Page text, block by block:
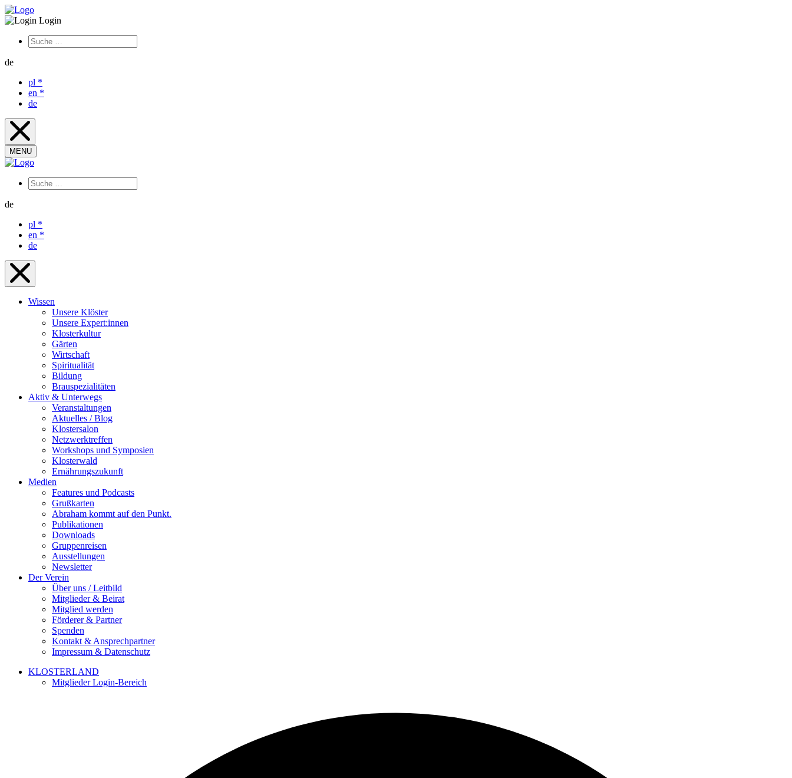
Login
de
pl *
en *
de
MENU
de
pl *
en *
de
Wissen
Unsere Klöster
Unsere Expert:innen
Klosterkultur
Gärten
Wirtschaft
Spiritualität
Bildung
Brauspezialitäten
Aktiv & Unterwegs
Veranstaltungen
Aktuelles / Blog
Klostersalon
Netzwerktreffen
Workshops und Symposien
Klosterwald
Ernährungszukunft
Medien
Features und Podcasts
Grußkarten
Abraham kommt auf den Punkt.
Publikationen
Downloads
Gruppenreisen
Ausstellungen
Newsletter
Der Verein
Über uns / Leitbild
Mitglieder & Beirat
Mitglied werden
Förderer & Partner
Spenden
Kontakt & Ansprechpartner
Impressum & Datenschutz
KLOSTERLAND
Mitglieder Login-Bereich